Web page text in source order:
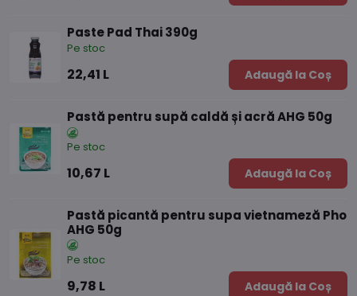
Paste Pad Thai 390g
Pe stoc
22,41 L Adaugă la Coș
Pastă pentru supă caldă și acră AHG 50g
Pe stoc
10,67 L Adaugă la Coș
Pastă picantă pentru supa vietnameză Pho
AHG 50g
Pe stoc
9,78 L Adaugă la Coș